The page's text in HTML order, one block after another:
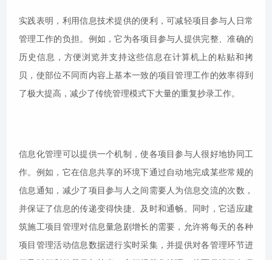
实践表明，利用信息技术提供的便利，可减轻项目参与人日常
管理工作的负担。例如，它为各项目参与人提供完整、准确的
历史信息，方便浏览并支持这些信息在计算机上的粘贴和拷
贝，使部位不同而内容上基本一致的项目管理工作的效率得到
了极大提高，减少了传统管理模式下大量的重复抄录工作。
信息化管理可以提供一个机制，使各项目参与人很好地协同工
作。例如，它在信息共享的环境下通过自动地完成某些常规的
信息通知，减少了项目参与人之间需要人为信息交流的次数，
并保证了信息的传递变得快捷、及时和通畅。同时，它适应建
筑施工项目管理对信息量急剧增长的需要，允许将每天的各种
项目管理活动信息数据进行实时采集，并提供对各管理环节进